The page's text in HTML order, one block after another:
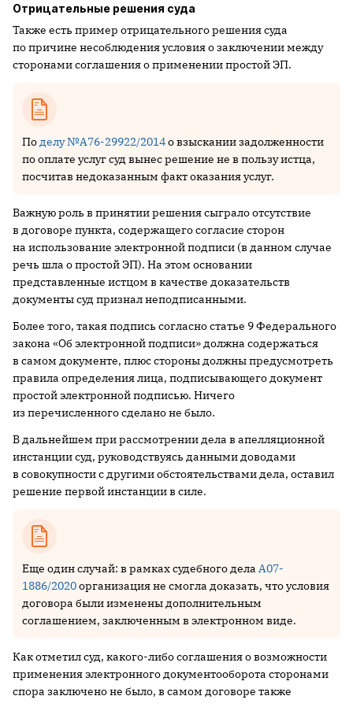
Отрицательные решения суда
Также есть пример отрицательного решения суда
по причине несоблюдения условия о заключении между
сторонами соглашения о применении простой ЭП.
По делу №А76-29922/2014о взыскании задолженности
по оплате услуг суд вынес решение не в пользу истца,
посчитав недоказанным факт оказания услуг.
Важную роль в принятии решения сыграло отсутствие
в договоре пункта, содержащего согласие сторон
на использование электронной подписи (в данном случае
речь шла о простой ЭП). На этом основании
представленные истцом в качестве доказательств
документы суд признал неподписанными.
Более того, такая подпись согласно статье 9 Федерального
закона «Об электронной подписи» должна содержаться
в самом документе, плюс стороны должны предусмотреть
правила определения лица, подписывающего документ
простой электронной подписью. Ничего
из перечисленного сделано не было.
В дальнейшем при рассмотрении дела в апелляционной
инстанции суд, руководствуясь данными доводами
в совокупности с другими обстоятельствами дела, оставил
решение первой инстанции в силе.
Еще один случай: в рамках судебного дела А07-
1886/2020организация не смогла доказать, что условия
договора были изменены дополнительным
соглашением, заключенным в электронном виде.
Как отметил суд, какого-либо соглашения о возможности
применения электронного документооборота сторонами
спора заключено не было, в самом договоре также